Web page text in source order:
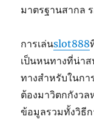
มาตรฐานสากล
การเล่นslot888
เป็นหนทางที่น่า
ทางสำหรับในกา
ต้องมาวิตกกังวล
ข้อมูลรวมทั้งวิธี